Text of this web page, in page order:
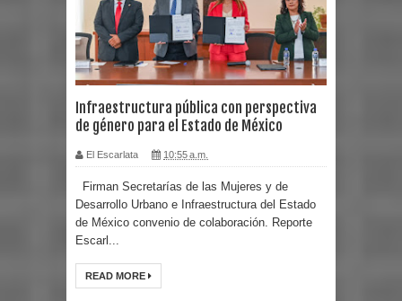
Infraestructura pública con perspectiva
de género para el Estado de México
El Escarlata 10:55 a.m.
Firman Secretarías de las Mujeres y de
Desarrollo Urbano e Infraestructura del Estado
de México convenio de colaboración. Reporte
Escarl...
READ MORE